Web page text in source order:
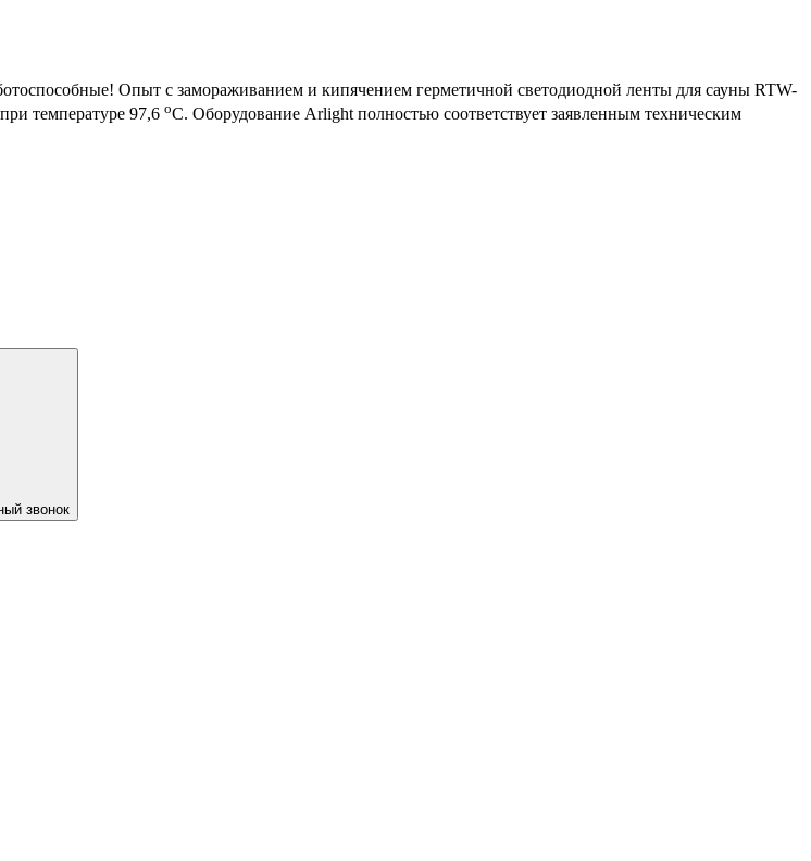
Опыт с замораживанием и кипячением герметичной светодиодной ленты для сауны RTW-
температуре 97,6 oС. Оборудование Arlight полностью соответствует заявленным техническим
звонок